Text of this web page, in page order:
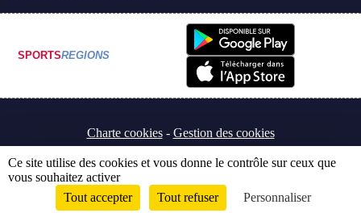
SPORTSREGIONS
Charte cookies Gestion des cookies
Envie de participer ? Connexion
Ce site utilise des cookies et vous donne le contrôle sur ceux que
vous souhaitez activer
Tout accepter
Tout refuser Personnaliser